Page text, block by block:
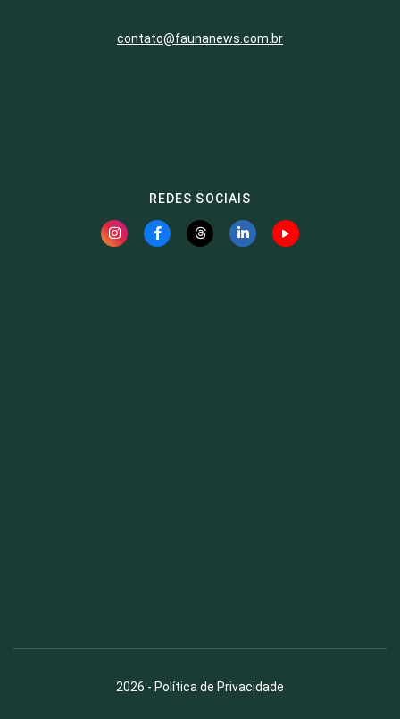
contato@faunanews.com.br
REDES SOCIAIS
2026 - Política de Privacidade